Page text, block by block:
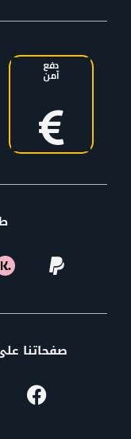
دفع
آمن
صفحاتنا